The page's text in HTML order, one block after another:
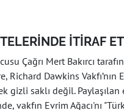
İTİRAF
Çağrı Mert Bakırcı
Richard Dawkins Vakfı’nın
gizli saklı değil. Paylaşılan
vakfın Evrim Ağacı'nı